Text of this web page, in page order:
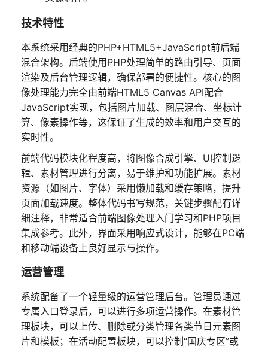
技术特性
本系统采用经典的PHP+HTML5+JavaScript前后端
混合架构。后端使用PHP处理简单的路由引导、页面
渲染及后台管理逻辑，确保部署的便捷性。核心的图
像处理能力完全由前端HTML5 Canvas API配合
JavaScript实现，包括图片加载、图层混合、坐标计
算、像素操作等，这保证了生成的效率和用户交互的
实时性。
前端代码模块化程度高，将图像合成引擎、UI控制逻
辑、素材管理进行分离，易于维护和功能扩展。素材
资源（如图片、字体）采用懒加载和缓存策略，提升
页面加载速度。整体代码书写规范，关键步骤配有详
细注释，非常适合前端图像处理入门学习和PHP项目
集成参考。此外，界面采用响应式设计，能够在PC端
和移动端设备上良好显示与操作。
运营管理
系统配备了一个轻量级的运营管理后台。管理员通过
专属入口登录后，可以进行多项运营操作。在素材管
理板块，可以上传、删除或分类管理各类节日元素图
片和模板；在活动配置板块，可以控制“国庆专区”或